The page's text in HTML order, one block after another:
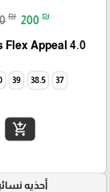
₪ 200 ₪
Flex Appeal 4.0‏
37
38.5
39
add_shopping_cart
أحذيه